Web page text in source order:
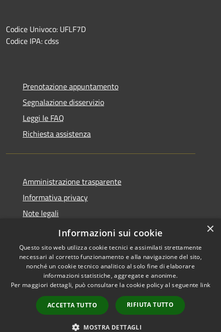
Codice Univoco: UFLF7D
Codice IPA: cdss
Prenotazione appuntamento
Segnalazione disservizio
Leggi le FAQ
Richiesta assistenza
Amministrazione trasparente
Informativa privacy
Note legali
Dichiarazione di accessibilità
Accessibilità
Copyright © 2026 • Comune di
Serrastretta • Powered by
Municipium•
Accesso
redazione
×
Informazioni sui cookie
Questo sito web utilizza cookie tecnici e assimilati strettamente
necessari al corretto funzionamento e alla navigazione del sito,
nonché un cookie tecnico analitico al solo fine di elaborare
informazioni statistiche, aggregate e anonime.
Per maggiori dettagli, può consultare la cookie policy al seguente link
ACCETTA TUTTO RIFIUTA TUTTO
MOSTRA DETTAGLI